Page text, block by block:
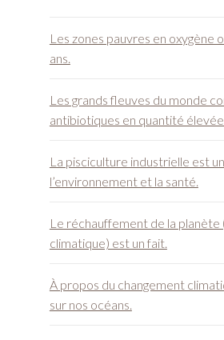
Les zones pauvres en oxygène
ans.
Les grands fleuves du monde
antibiotiques en quantité élevée.
La pisciculture industrielle est
l’environnement et la santé.
Le réchauffement de la
climatique) est un fait.
À propos du changement
sur nos océans.